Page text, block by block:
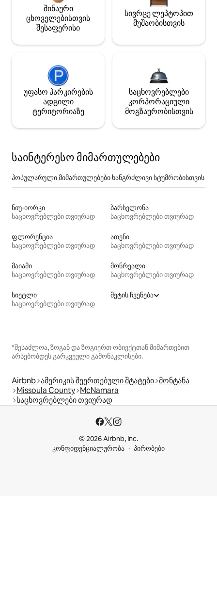
შინაური
ცხოველებისთვის
შესაფერისი
სივრცე ლეპტოპით
მუშაობისთვის
უფასო პარკირების
ადგილი
ტერიტორიაზე
საცხოვრებლები
კორპორაციული
მოგზაურობისთვის
საინტერესო მიმართულებები
პოპულარული მიმართულებები ხანგრძლივი სტუმრობისთვის
ნიუ-იორკი
საცხოვრებლები თვიურად
ბარსელონა
საცხოვრებლები თვიურად
ფლორენცია
საცხოვრებლები თვიურად
ათენი
საცხოვრებლები თვიურად
მაიამი
საცხოვრებლები თვიურად
მონრეალი
საცხოვრებლები თვიურად
სიეტლი
საცხოვრებლები თვიურად
მეტის ჩვენება
*შესაძლოა, ზოგან და ზოგიერთ ობიექტთან მიმართებით
არსებობდეს გარკვეული გამონაკლისები.
Airbnb ამერიკის შეერთებული შტატები მონტანა
Missoula County McNamara
საცხოვრებლები თვიურად
© 2026 Airbnb, Inc.
კონფიდენციალურობა
პირობები